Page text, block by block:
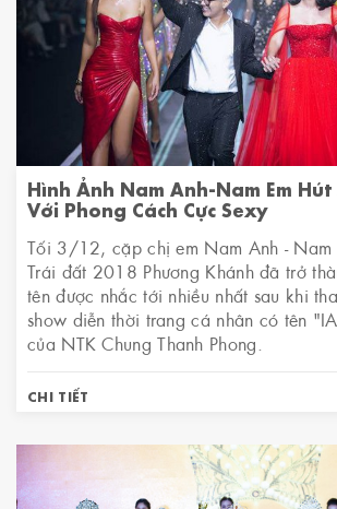
Hình Ảnh Nam Anh-Nam Em
Với Phong Cách Cực Sexy
Tối 3/12, cặp chị em Nam Anh - Nam
Trái đất 2018 Phương Khánh đã trở
tên được nhắc tới nhiều nhất sau khi
show diễn thời trang cá nhân có tên
của NTK Chung Thanh Phong.
CHI TIẾT